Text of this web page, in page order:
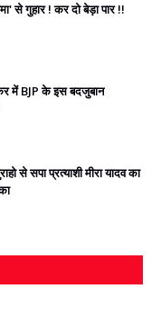
से गुहार ! कर दो बेड़ा पार !!
में BJP के इस बदजुबान
से सपा प्रत्‍याशी मीरा यादव का